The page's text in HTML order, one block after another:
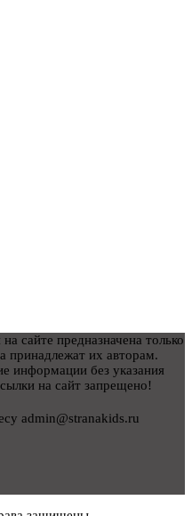
сайте предназначена только
принадлежат их авторам.
информации без указания
на сайт запрещено!
admin@stranakids.ru